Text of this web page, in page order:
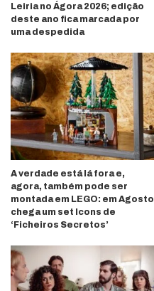
Leiria no Ágora 2026; edição
deste ano fica marcada por
uma despedida
A verdade está lá fora e,
agora, também pode ser
montada em LEGO: em Agosto
chega um set Icons de
‘Ficheiros Secretos’